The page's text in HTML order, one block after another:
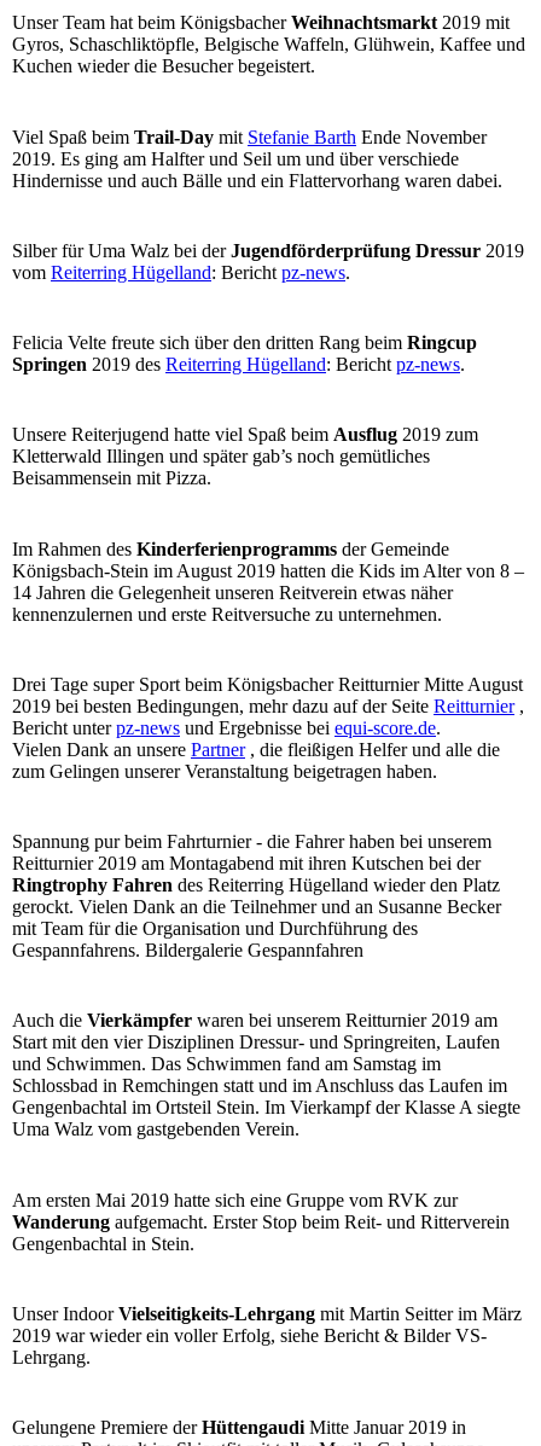
Unser Team hat beim KönigsbacherWeihnachtsmarkt 2019 mit
Gyros, Schaschliktöpfle, Belgische Waffeln, Glühwein, Kaffee und
Kuchen wieder die Besucher begeistert.
Viel Spaß beim Trail-Day mit Stefanie Barth Ende November
2019. Es ging am Halfter und Seil um und über verschiede
Hindernisse und auch Bälle und ein Flattervorhang waren dabei.
Silber für Uma Walz bei derJugendförderprüfung Dressur 2019
vom Reiterring Hügelland: Bericht pz-news.
Felicia Velte freute sich über den dritten Rang beim Ringcup
Springen 2019 des Reiterring Hügelland: Bericht pz-news.
Unsere Reiterjugend hatte viel Spaß beim Ausflug 2019 zum
Kletterwald Illingen und später gab’s noch gemütliches
Beisammensein mit Pizza.
Im Rahmen des Kinderferienprogramms der Gemeinde
Königsbach-Stein im August 2019 hatten die Kids im Alter von 8 –
14 Jahren die Gelegenheit unseren Reitverein etwas näher
kennenzulernen und erste Reitversuche zu unternehmen.
Drei Tage super Sport beim Königsbacher Reitturnier Mitte August
2019 bei besten Bedingungen, mehr dazu auf der Seite Reitturnier,
Bericht unterpz-news und Ergebnisse bei equi-score.de.
Vielen Dank an unsere Partner, die fleißigen Helfer und alle die
zum Gelingen unserer Veranstaltung beigetragen haben.
Spannung pur beim Fahrturnier - die Fahrer haben bei unserem
Reitturnier 2019 am Montagabend mit ihren Kutschen bei der
Ringtrophy Fahren des Reiterring Hügelland wieder den Platz
gerockt. Vielen Dank an die Teilnehmer und an Susanne Becker
mit Team für die Organisation und Durchführung des
Gespannfahrens. Bildergalerie Gespannfahren
Auch die Vierkämpfer waren bei unserem Reitturnier 2019 am
Start mit den vier Disziplinen Dressur- und Springreiten, Laufen
und Schwimmen. Das Schwimmen fand am Samstag im
Schlossbad in Remchingen statt und im Anschluss das Laufen im
Gengenbachtal im Ortsteil Stein. Im Vierkampf der Klasse A siegte
Uma Walz vom gastgebenden Verein.
Am ersten Mai 2019 hatte sich eine Gruppe vom RVK zur
Wanderung aufgemacht. Erster Stop beim Reit- und Ritterverein
Gengenbachtal in Stein.
Unser IndoorVielseitigkeits-Lehrgang mit Martin Seitter im März
2019 war wieder ein voller Erfolg, siehe Bericht & Bilder VS-
Lehrgang.
Gelungene Premiere derHüttengaudi Mitte Januar 2019 in